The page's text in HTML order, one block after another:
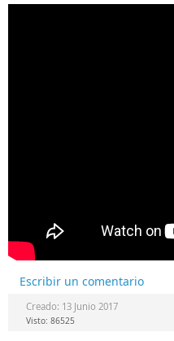
Escribir un comentario
Creado: 13 Junio 2017
Visto: 86525